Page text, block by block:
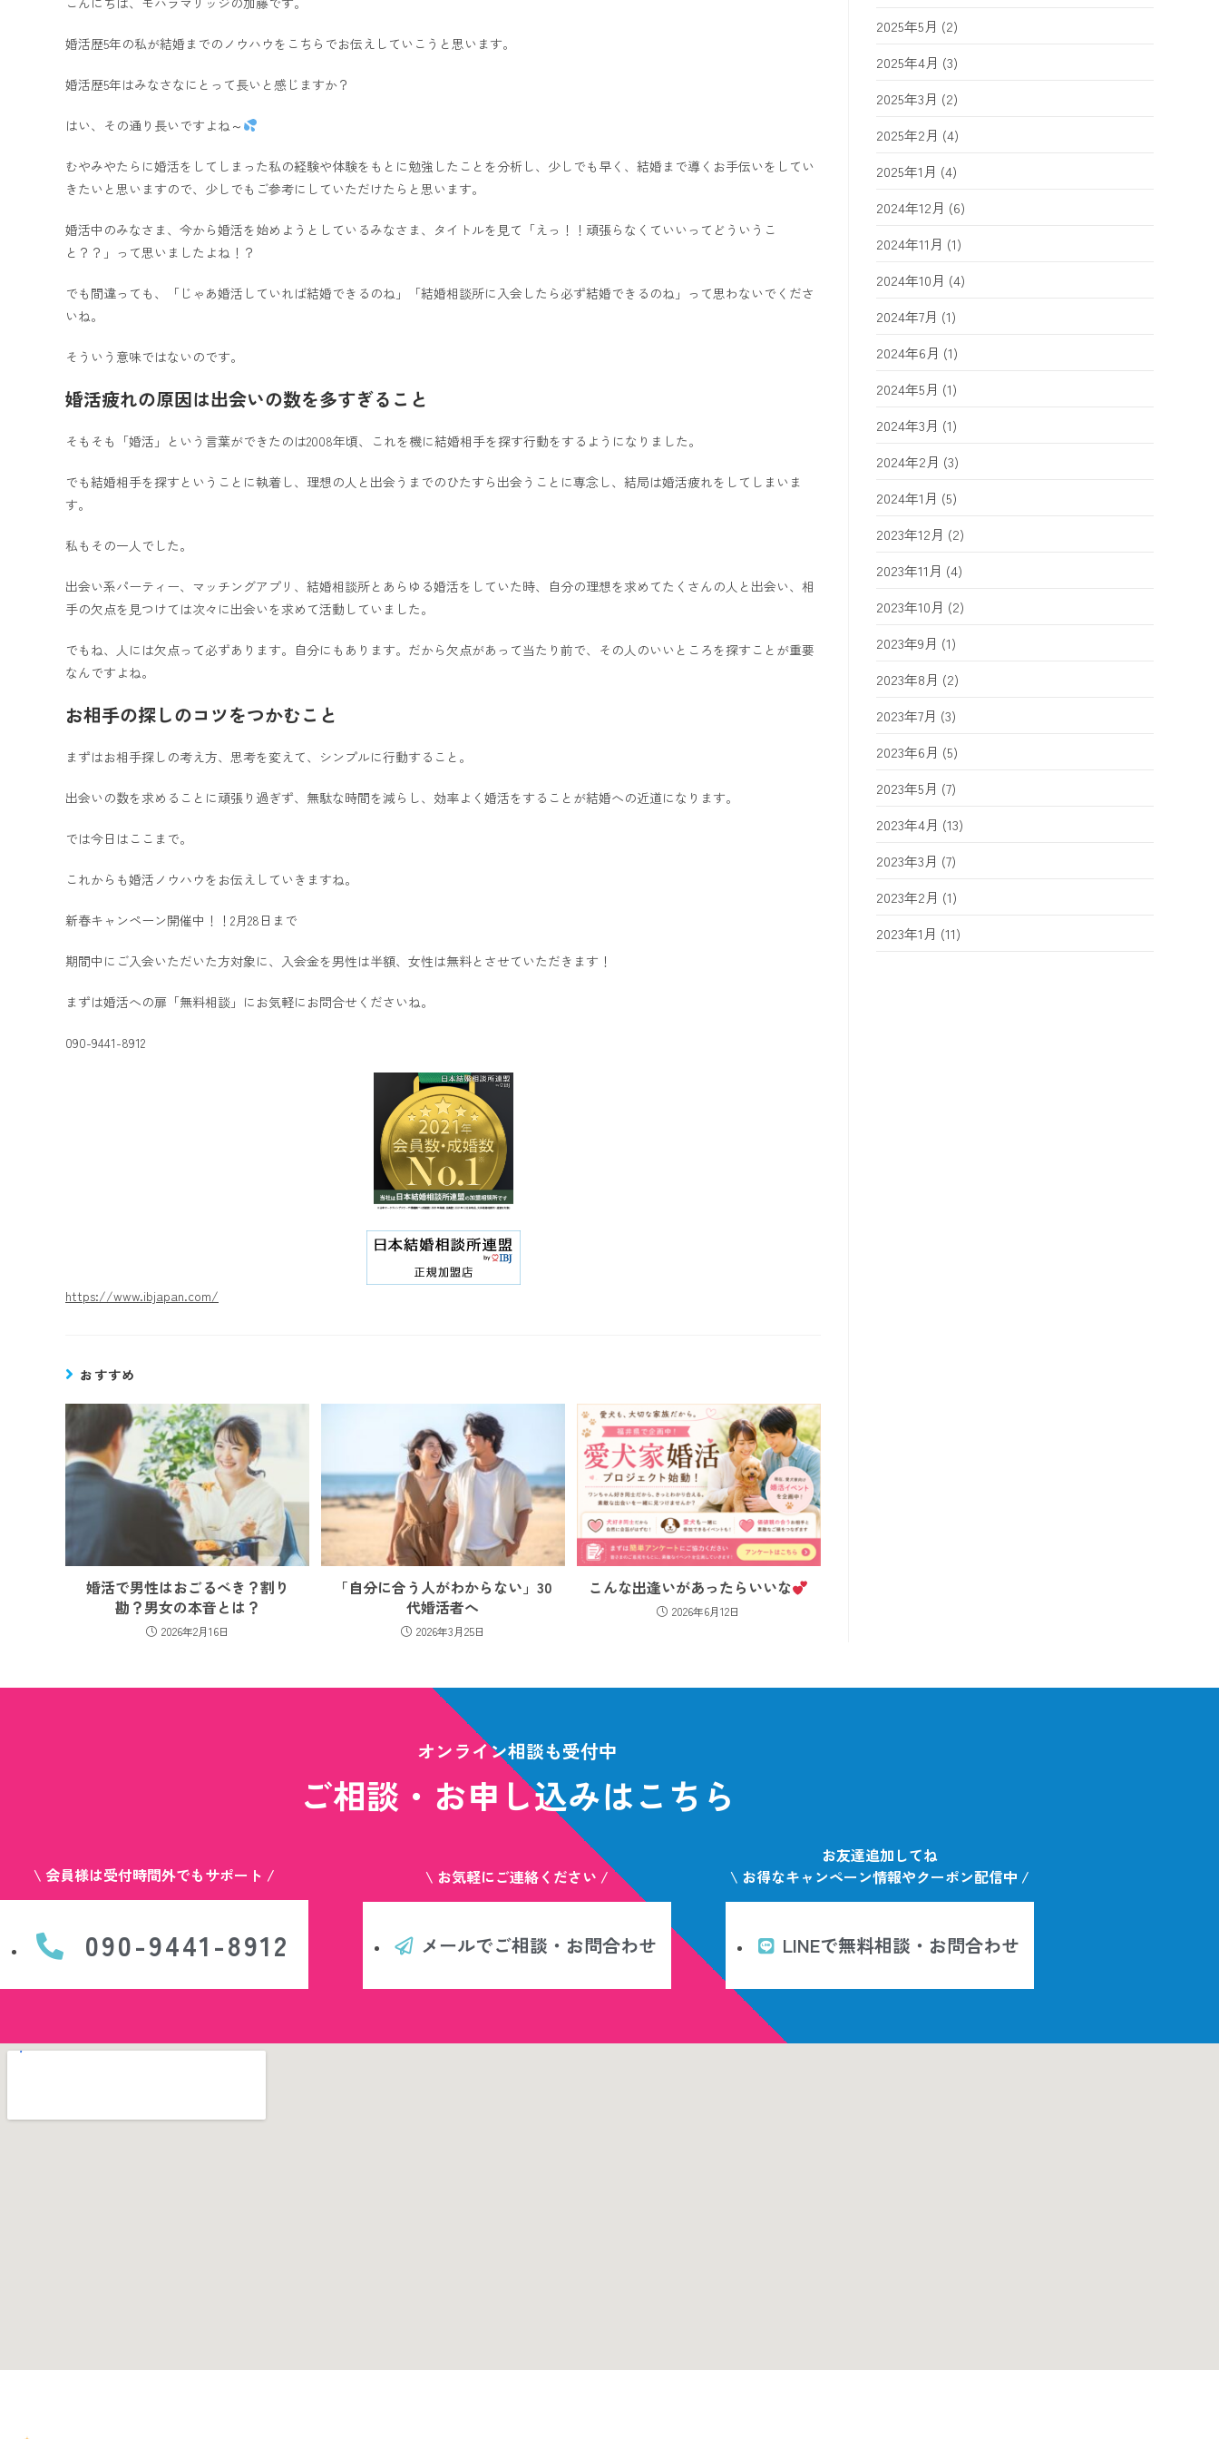
婚活歴5年の私が結婚までのノウハウをこちらでお伝えしていこうと思います。
婚活歴5年はみなさなにとって長いと感じますか？
はい、その通り長いですよね～
むやみやたらに婚活をしてしまった私の経験や体験をもとに勉強したことを分析し、少しでも早く、結婚まで導くお手伝いをしてい
きたいと思いますので、少しでもご参考にしていただけたらと思います。
婚活中のみなさま、今から婚活を始めようとしているみなさま、タイトルを見て「えっ！！頑張らなくていいってどういうこ
と？？」って思いましたよね！？
でも間違っても、「じゃあ婚活していれば結婚できるのね」「結婚相談所に入会したら必ず結婚できるのね」って思わないでくださ
いね。
そういう意味ではないのです。
婚活疲れの原因は出会いの数を多すぎること
そもそも「婚活」という言葉ができたのは2008年頃、これを機に結婚相手を探す行動をするようになりました。
でも結婚相手を探すということに執着し、理想の人と出会うまでのひたすら出会うことに専念し、結局は婚活疲れをしてしまいま
す。
私もその一人でした。
出会い系パーティー、マッチングアプリ、結婚相談所とあらゆる婚活をしていた時、自分の理想を求めてたくさんの人と出会い、相
手の欠点を見つけては次々に出会いを求めて活動していました。
でもね、人には欠点って必ずあります。自分にもあります。だから欠点があって当たり前で、その人のいいところを探すことが重要
なんですよね。
お相手の探しのコツをつかむこと
まずはお相手探しの考え方、思考を変えて、シンプルに行動すること。
出会いの数を求めることに頑張り過ぎず、無駄な時間を減らし、効率よく婚活をすることが結婚への近道になります。
では今日はここまで。
これからも婚活ノウハウをお伝えしていきますね。
新春キャンペーン開催中！！2月28日まで
期間中にご入会いただいた方対象に、入会金を男性は半額、女性は無料とさせていただきます！
まずは婚活への扉「無料相談」にお気軽にお問合せくださいね。
090-9441-8912
https://www.ibjapan.com/
おすすめ
婚活で男性はおごるべき？割り
勘？男女の本音とは？
2026年2月16日
「自分に合う人がわからない」30
代婚活者へ
2026年3月25日
こんな出逢いがあったらいいな
2026年6月12日
2025年5月 (2)
2025年4月 (3)
2025年3月 (2)
2025年2月 (4)
2025年1月 (4)
2024年12月 (6)
2024年11月 (1)
2024年10月 (4)
2024年7月 (1)
2024年6月 (1)
2024年5月 (1)
2024年3月 (1)
2024年2月 (3)
2024年1月 (5)
2023年12月 (2)
2023年11月 (4)
2023年10月 (2)
2023年9月 (1)
2023年8月 (2)
2023年7月 (3)
2023年6月 (5)
2023年5月 (7)
2023年4月 (13)
2023年3月 (7)
2023年2月 (1)
2023年1月 (11)
オンライン相談も受付中
ご相談・お申し込みはこちら
\ 会員様は受付時間外でもサポート /
090-9441-8912
\ お気軽にご連絡ください /
メールでご相談・お問合わせ
お友達追加してね
\ お得なキャンペーン情報やクーポン配信中 /
LINEで無料相談・お問合わせ